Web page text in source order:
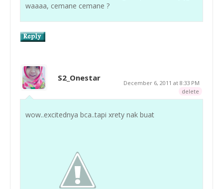
waaaa, cemane cemane ?
S2_Onestar
December 6, 2011 at 8:33 PM
delete
wow..excitednya bca..tapi xrety nak buat